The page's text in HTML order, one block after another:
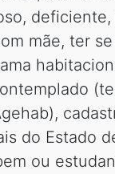
deficiente,
mãe, ter
do Estado
ou